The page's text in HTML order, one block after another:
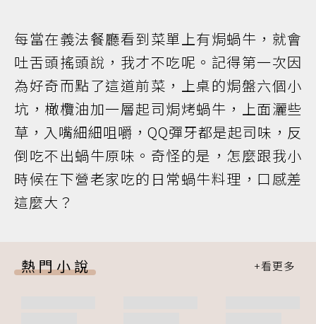
每當在義法餐廳看到菜單上有焗蝸牛，就會
吐舌頭搖頭說，我才不吃呢。記得第一次因
為好奇而點了這道前菜，上桌的焗盤六個小
坑，橄欖油加一層起司焗烤蝸牛，上面灑些
草，入嘴細細咀嚼，QQ彈牙都是起司味，反
倒吃不出蝸牛原味。奇怪的是，怎麼跟我小
時候在下營老家吃的日常蝸牛料理，口感差
這麼大？
熱門小說